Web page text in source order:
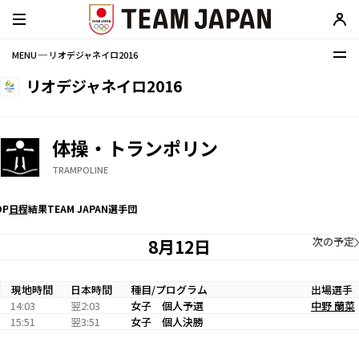
MENU ─ リオデジャネイロ2016
リオデジャネイロ2016
体操・トランポリン
TRAMPOLINE
日程結果TEAM JAPAN選手団
8月12日 次の予定
現地時間 日本時間 種目/プログラム
出場選手
14:03
翌2:03 女子 個人予選
中野 蘭菜
15:51
翌3:51 女子 個人決勝